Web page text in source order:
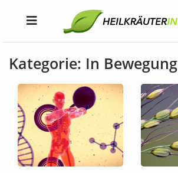
Kategorie: In Bewegung